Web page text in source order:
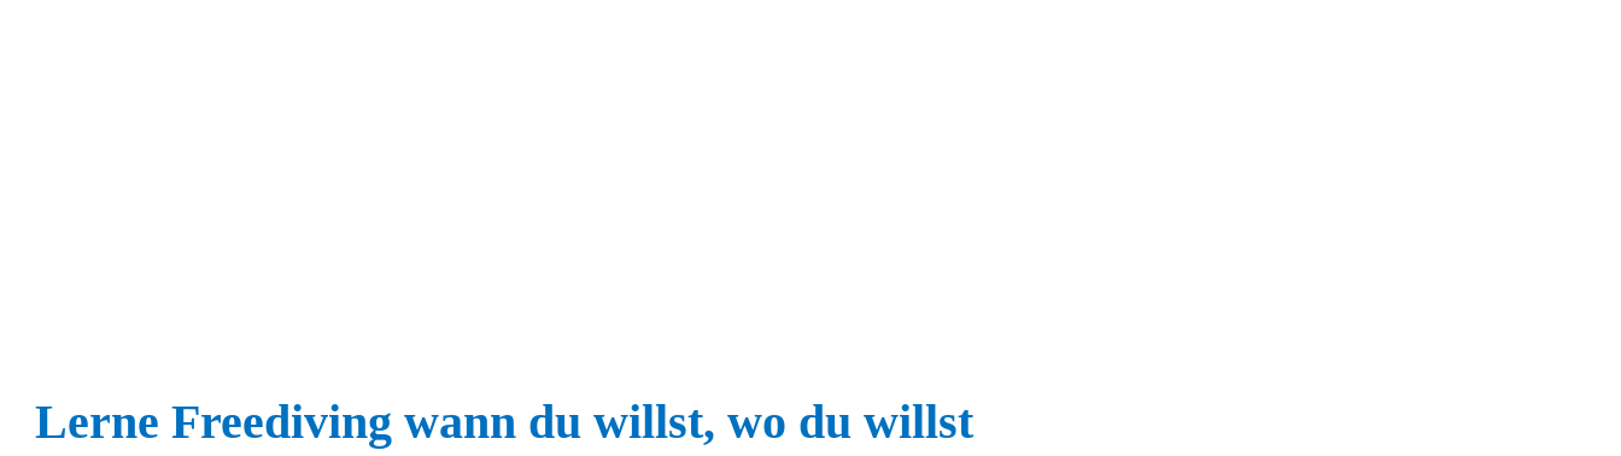
Lerne Freediving wann du willst, wo du willst